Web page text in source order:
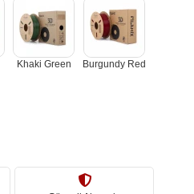
Khaki Green Burgundy Red